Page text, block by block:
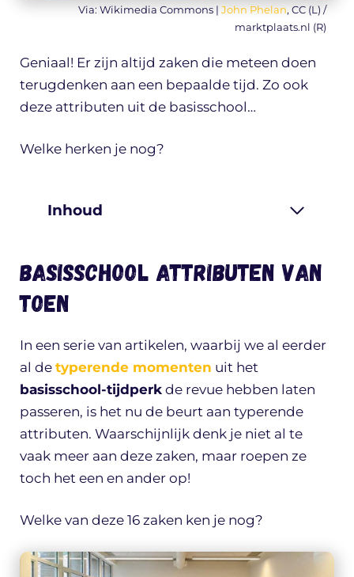
Via: Wikimedia Commons | John Phelan, CC (L) /
marktplaats.nl (R)
Geniaal! Er zijn altijd zaken die meteen doen
terugdenken aan een bepaalde tijd. Zo ook
deze attributen uit de basisschool…
Welke herken je nog?
Inhoud
Basisschool attributen van
toen
In een serie van artikelen, waarbij we al eerder
al de typerende momenten uit het
basisschool-tijdperk de revue hebben laten
passeren, is het nu de beurt aan typerende
attributen. Waarschijnlijk denk je niet al te
vaak meer aan deze zaken, maar roepen ze
toch het een en ander op!
Welke van deze 16 zaken ken je nog?